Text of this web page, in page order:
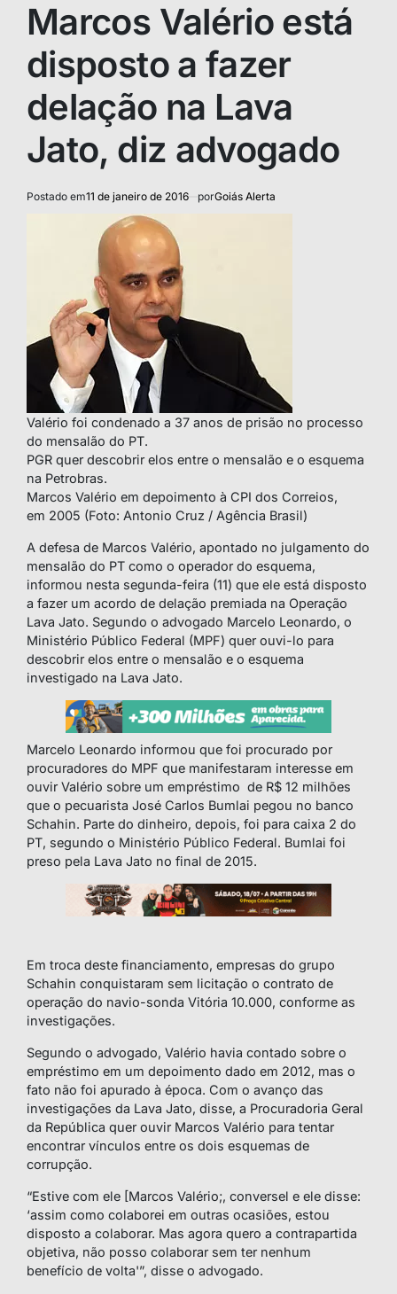
Marcos Valério está
disposto a fazer
delação na Lava
Jato, diz advogado
Postado em11 de janeiro de 2016 porGoiás Alerta
Valério foi condenado a 37 anos de prisão no processo
do mensalão do PT.
PGR quer descobrir elos entre o mensalão e o esquema
na Petrobras.
Marcos Valério em depoimento à CPI dos Correios,
em 2005 (Foto: Antonio Cruz / Agência Brasil)
A defesa de Marcos Valério, apontado no julgamento do
mensalão do PT como o operador do esquema,
informou nesta segunda-feira (11) que ele está disposto
a fazer um acordo de delação premiada na Operação
Lava Jato. Segundo o advogado Marcelo Leonardo, o
Ministério Público Federal (MPF) quer ouvi-lo para
descobrir elos entre o mensalão e o esquema
investigado na Lava Jato.
Marcelo Leonardo informou que foi procurado por
procuradores do MPF que manifestaram interesse em
ouvir Valério sobre um empréstimo de R$ 12 milhões
que o pecuarista José Carlos Bumlai pegou no banco
Schahin. Parte do dinheiro, depois, foi para caixa 2 do
PT, segundo o Ministério Público Federal. Bumlai foi
preso pela Lava Jato no final de 2015.
Em troca deste financiamento, empresas do grupo
Schahin conquistaram sem licitação o contrato de
operação do navio-sonda Vitória 10.000, conforme as
investigações.
Segundo o advogado, Valério havia contado sobre o
empréstimo em um depoimento dado em 2012, mas o
fato não foi apurado à época. Com o avanço das
investigações da Lava Jato, disse, a Procuradoria Geral
da República quer ouvir Marcos Valério para tentar
encontrar vínculos entre os dois esquemas de
corrupção.
“Estive com ele [Marcos Valério;, conversel e ele disse:
‘assim como colaborei em outras ocasiões, estou
disposto a colaborar. Mas agora quero a contrapartida
objetiva, não posso colaborar sem ter nenhum
benefício de volta'”, disse o advogado.